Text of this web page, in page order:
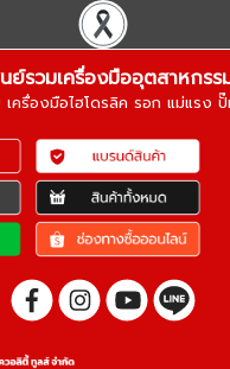
รวมเครื่องมืออุตสาหกรร
เครื่องมือไฮโดรลิค รอก แม่แรง